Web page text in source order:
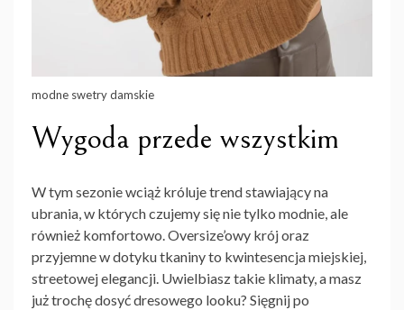
modne swetry damskie
Wygoda przede wszystkim
W tym sezonie wciąż króluje trend stawiający na
ubrania, w których czujemy się nie tylko modnie, ale
również komfortowo. Oversize’owy krój oraz
przyjemne w dotyku tkaniny to kwintesencja miejskiej,
streetowej elegancji. Uwielbiasz takie klimaty, a masz
już trochę dosyć dresowego looku? Sięgnij po